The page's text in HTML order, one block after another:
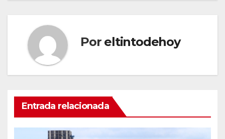
Por eltintodehoy
Entrada relacionada